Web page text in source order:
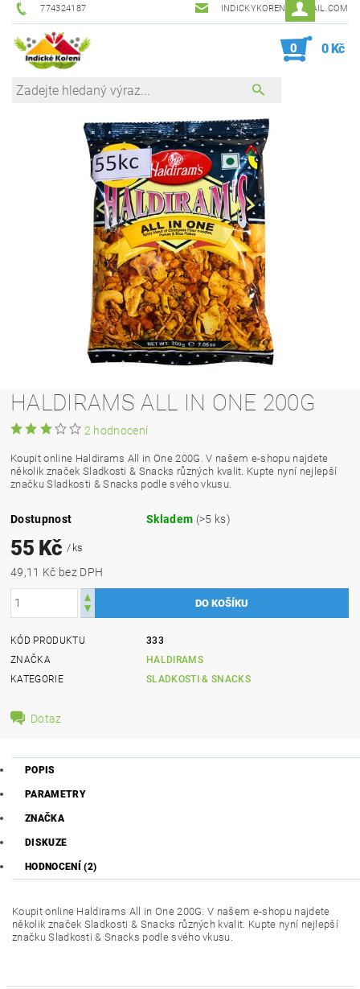
774324187 INDICKYKORENI@GMAIL.COM
0 0 Kč
HALDIRAMS ALL IN ONE 200G
2 hodnocení
Koupit online Haldirams All in One 200G. V našem e-shopu najdete
několik značek Sladkosti & Snacks různých kvalit. Kupte nyní nejlepší
značku Sladkosti & Snacks podle svého vkusu.
Dostupnost Skladem (>5 ks)
55 Kč/ ks
49,11 Kč bez DPH
KÓD PRODUKTU
333
ZNAČKA
HALDIRAMS
KATEGORIE
SLADKOSTI & SNACKS
Dotaz
POPIS
PARAMETRY
ZNAČKA
DISKUZE
HODNOCENÍ (2)
Koupit online Haldirams All in One 200G. V našem e-shopu najdete
několik značek Sladkosti & Snacks různých kvalit. Kupte nyní nejlepší
značku Sladkosti & Snacks podle svého vkusu.